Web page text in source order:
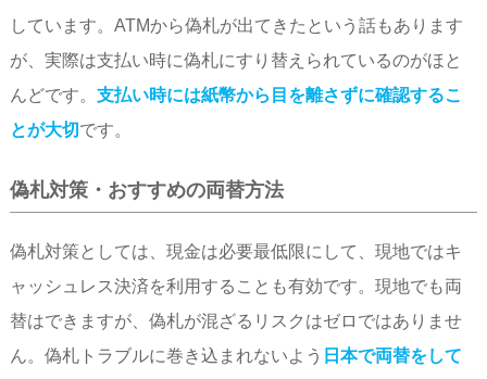
しています。ATMから偽札が出てきたという話もあります
が、実際は支払い時に偽札にすり替えられているのがほと
んどです。 支払い時には紙幣から目を離さずに確認するこ
とが大切です。
偽札対策・おすすめの両替方法
偽札対策としては、現金は必要最低限にして、現地ではキ
ャッシュレス決済を利用することも有効です。現地でも両
替はできますが、偽札が混ざるリスクはゼロではありませ
ん。偽札トラブルに巻き込まれないよう 日本で両替をして